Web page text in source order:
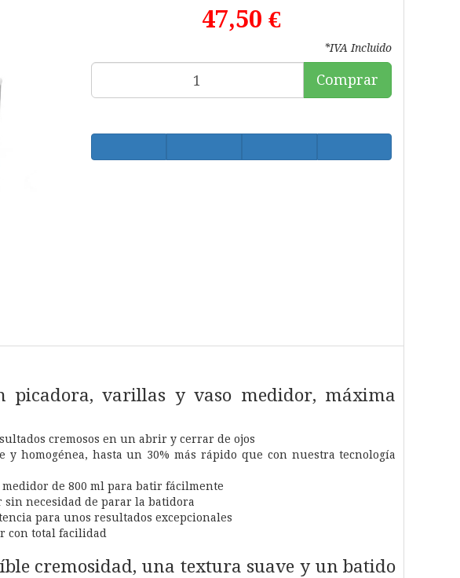
47,50 €
*IVA Incluido
Comprar
picadora, varillas y vaso medidor, máxima
cremosos en un abrir y cerrar de ojos
homogénea, hasta un 30% más rápido que con nuestra tecnología
de 800 ml para batir fácilmente
necesidad de parar la batidora
para unos resultados excepcionales
con total facilidad
cremosidad, una textura suave y un batido